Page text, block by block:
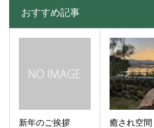
おすすめ記事
新年のご挨拶 癒され空間